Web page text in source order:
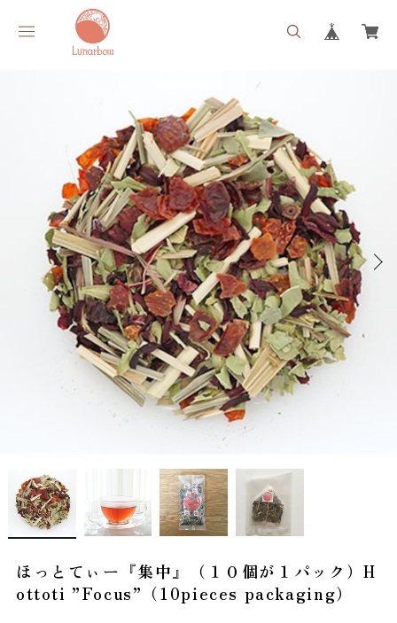
ほっとてぃー『集中』（１０個が１パック）H
ottoti ”Focus”（10pieces packaging）